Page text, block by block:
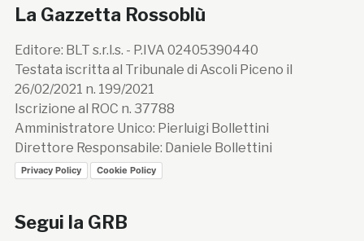
La Gazzetta Rossoblù
Editore: BLT s.r.l.s. - P.IVA 02405390440
Testata iscritta al Tribunale di Ascoli Piceno il
26/02/2021 n. 199/2021
Iscrizione al ROC n. 37788
Amministratore Unico: Pierluigi Bollettini
Direttore Responsabile: Daniele Bollettini
Privacy Policy Cookie Policy
Segui la GRB